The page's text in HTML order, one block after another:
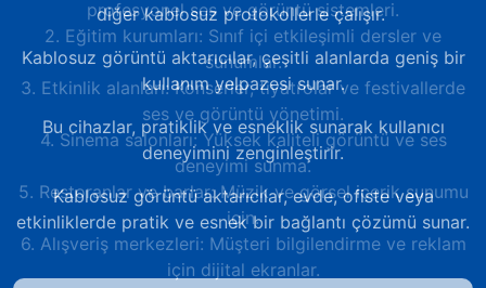
diğer kablosuz protokollerle çalışır.
Kablosuz görüntü aktarıcılar, çeşitli alanlarda geniş bir
kullanım yelpazesi sunar.
Bu cihazlar, pratiklik ve esneklik sunarak kullanıcı
deneyimini zenginleştirir.
Kablosuz görüntü aktarıcılar, evde, ofiste veya
etkinliklerde pratik ve esnek bir bağlantı çözümü sunar.